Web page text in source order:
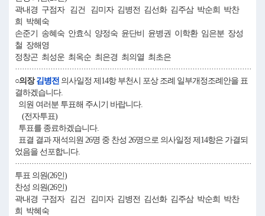
곽내경 구점자 김건 김미자 김병전 김선화 김주삼 박순희 박찬
희 박혜숙
손준기 송혜숙 안효식 양정숙 윤단비 윤병권 이학환 임은분 장성
철 장해영
정창곤 최성운 최옥순 최은경 최의열 최초은
····································································································
○의장김병전 의사일정 제14항 부천시 포상 조례 일부개정조례안을 표
결하겠습니다.
의원 여러분 투표해 주시기 바랍니다.
(전자투표)
투표를 종료하겠습니다.
표결 결과 재석의원 26명 중 찬성 26명으로 의사일정 제14항은 가결되
었음을 선포합니다.
····································································································
투표 의원(26인)
찬성 의원(26인)
곽내경 구점자 김건 김미자 김병전 김선화 김주삼 박순희 박찬
희 박혜숙